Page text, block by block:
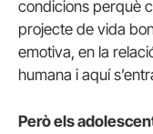
condicions perquè
projecte de vida
emotiva, en la
humana i aquí
Però els